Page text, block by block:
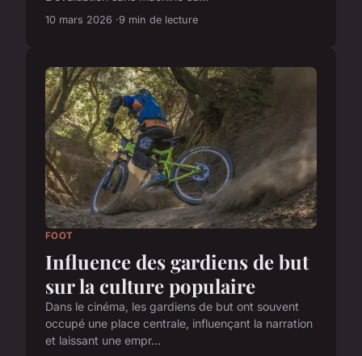
10 mars 2026 9 min de lecture
FOOT
Influence des gardiens de but
sur la culture populaire
Dans le cinéma, les gardiens de but ont souvent
occupé une place centrale, influençant la narration
et laissant une empr...